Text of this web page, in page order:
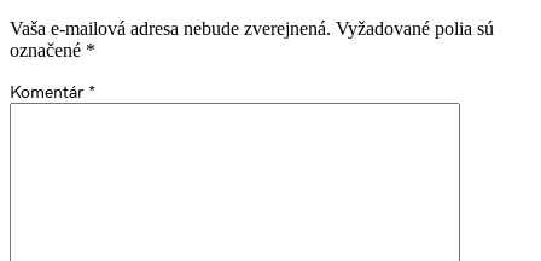
Vaša e-mailová adresa nebude zverejnená. Vyžadované polia sú
označené *
Komentár *